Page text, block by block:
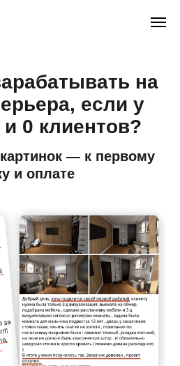
на
если у
0 клиентов?
— к первому
и оплате